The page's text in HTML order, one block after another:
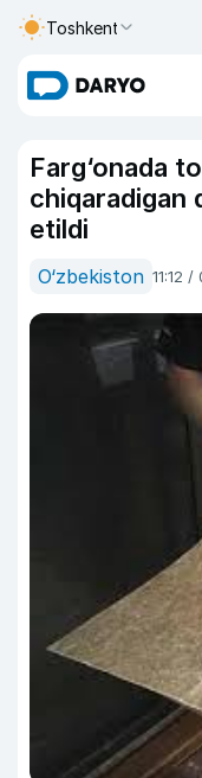
Toshkent
Farg‘onada
chiqaradigan
etildi
O‘zbekiston 11:12 /